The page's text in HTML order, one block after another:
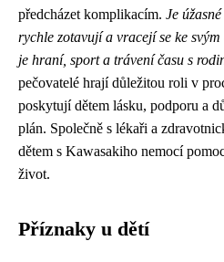
předcházet komplikacím. Je
rychle zotavují a vracejí se ke
je hraní, sport a trávení času s
pečovatelé hrají důležitou roli v
poskytují dětem lásku, podporu a
plán. Společně s lékaři a
dětem s Kawasakiho nemocí
život.
Příznaky u dětí